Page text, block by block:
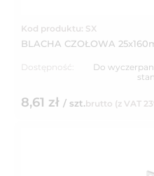
Kod produktu: SX
BLACHA CZOŁOWA
Dostępność:
Do
8,61 zł / szt.brutto (z VAT